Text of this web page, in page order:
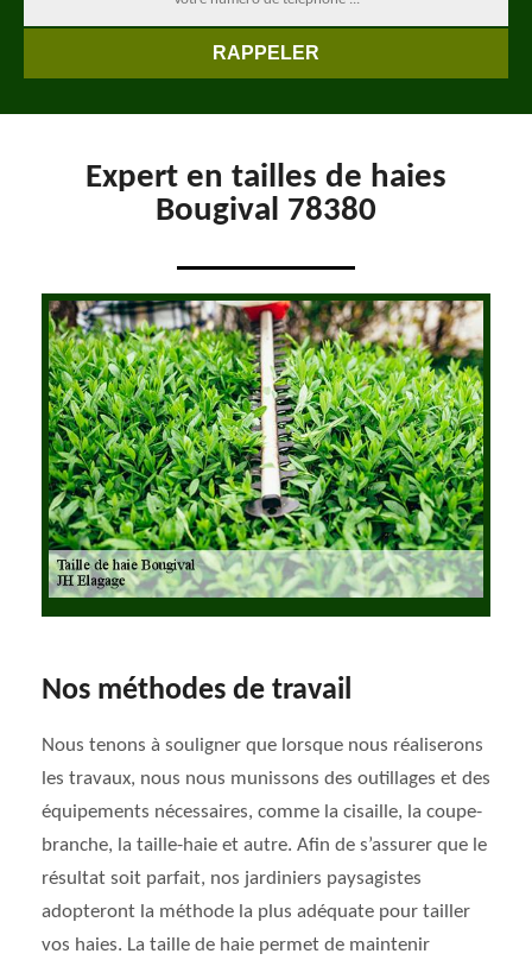
Expert en tailles de haies
Bougival 78380
Nos méthodes de travail
Nous tenons à souligner que lorsque nous réaliserons
les travaux, nous nous munissons des outillages et des
équipements nécessaires, comme la cisaille, la coupe-
branche, la taille-haie et autre. Afin de s’assurer que le
résultat soit parfait, nos jardiniers paysagistes
adopteront la méthode la plus adéquate pour tailler
vos haies. La taille de haie permet de maintenir